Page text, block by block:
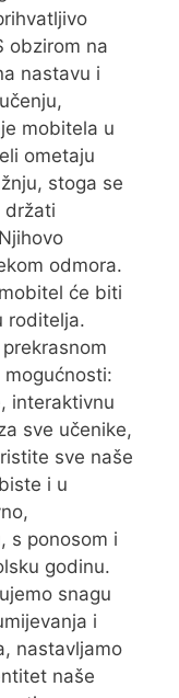
obzirom na
nastavu i
mobitela u
ometaju
stoga se
držati
odmora.
će biti
roditelja.
interaktivnu
sve učenike,
sve naše
i u
s ponosom i
godinu.
snagu
i
nastavljamo
naše